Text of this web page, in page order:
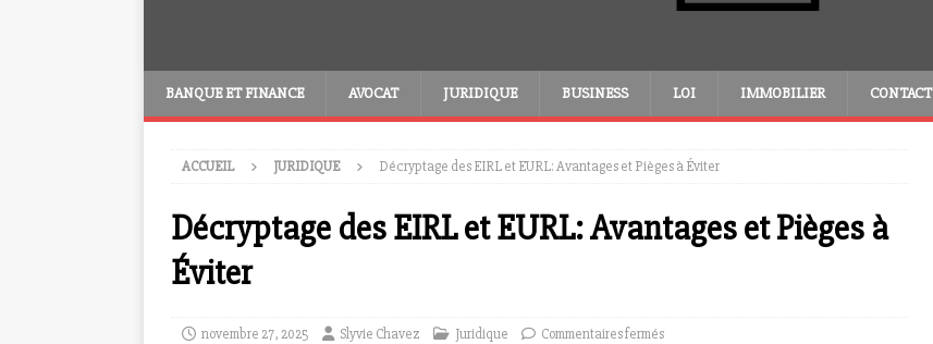
BANQUE ET FINANCE AVOCAT JURIDIQUE BUSINESS LOI IMMOBILIER CONTACT
ACCUEIL JURIDIQUE Décryptage des EIRL et EURL: Avantages et Pièges à Éviter
Décryptage des EIRL et EURL: Avantages et Pièges à
Éviter
novembre 27, 2025 Slyvie Chavez Juridique Commentaires fermés